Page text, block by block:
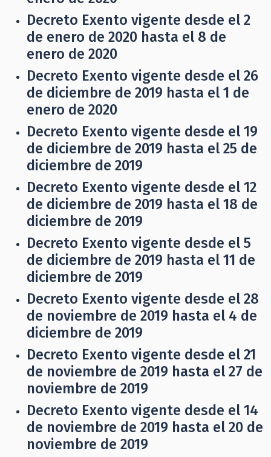
Decreto Exento vigente desde el 2
de enero de 2020 hasta el 8 de
enero de 2020
Decreto Exento vigente desde el 26
de diciembre de 2019 hasta el 1 de
enero de 2020
Decreto Exento vigente desde el 19
de diciembre de 2019 hasta el 25 de
diciembre de 2019
Decreto Exento vigente desde el 12
de diciembre de 2019 hasta el 18 de
diciembre de 2019
Decreto Exento vigente desde el 5
de diciembre de 2019 hasta el 11 de
diciembre de 2019
Decreto Exento vigente desde el 28
de noviembre de 2019 hasta el 4 de
diciembre de 2019
Decreto Exento vigente desde el 21
de noviembre de 2019 hasta el 27 de
noviembre de 2019
Decreto Exento vigente desde el 14
de noviembre de 2019 hasta el 20 de
noviembre de 2019